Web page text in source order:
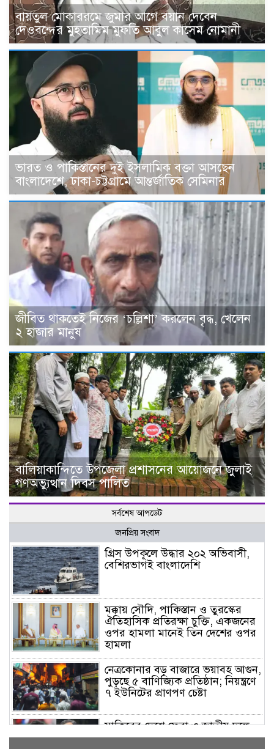
বায়তুল মোকাররমে জুমার আগে বয়ান দেবেন
দেওবন্দের মুহতামিম মুফতি আবুল কাসেম নোমানী
ভারত ও পাকিস্তানের দুই ইসলামিক বক্তা আসছেন
বাংলাদেশে, ঢাকা-চট্টগ্রামে আন্তর্জাতিক সেমিনার
জীবিত থাকতেই নিজের ‘চল্লিশা’ করলেন বৃদ্ধ, খেলেন
২ হাজার মানুষ
বালিয়াকান্দিতে উপজেলা প্রশাসনের আয়োজনে জুলাই
গণঅভ্যুত্থান দিবস পালিত
সর্বশেষ আপডেট
জনপ্রিয় সংবাদ
গ্রিস উপকূলে উদ্ধার ২০২ অভিবাসী,
বেশিরভাগই বাংলাদেশি
মক্কায় সৌদি, পাকিস্তান ও তুরস্কের
ঐতিহাসিক প্রতিরক্ষা চুক্তি, একজনের
ওপর হামলা মানেই তিন দেশের ওপর
হামলা
নেত্রকোনার বড় বাজারে ভয়াবহ আগুন,
পুড়ছে ৫ বাণিজ্যিক প্রতিষ্ঠান; নিয়ন্ত্রণে
৭ ইউনিটের প্রাণপণ চেষ্টা
সাকিবের দেশে ফেরা ও জাতীয় দলে
ফেরার সম্ভাবনা নেই, ইঙ্গিত ক্রীড়া